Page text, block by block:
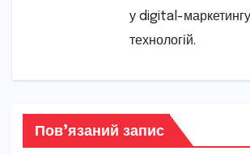
у digital-
технологій.
Пов’язаний запис